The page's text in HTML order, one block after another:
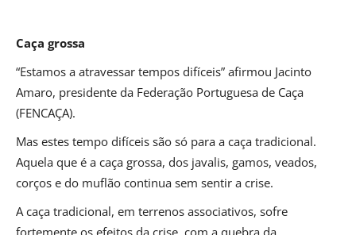
Caça grossa
“Estamos a atravessar tempos difíceis” afirmou Jacinto
Amaro, presidente da Federação Portuguesa de Caça
(FENCAÇA).
Mas estes tempo difíceis são só para a caça tradicional.
Aquela que é a caça grossa, dos javalis, gamos, veados,
corços e do muflão continua sem sentir a crise.
A caça tradicional, em terrenos associativos, sofre